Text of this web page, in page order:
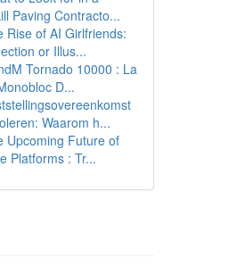
Paving Contracto...
Rise of AI Girlfriends:
or Illus...
Tornado 10000 : La
D...
Waarom h...
Upcoming Future of
Platforms : Tr...